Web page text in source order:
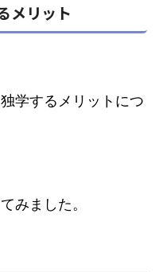
メリット
学するメリットにつ
みました。